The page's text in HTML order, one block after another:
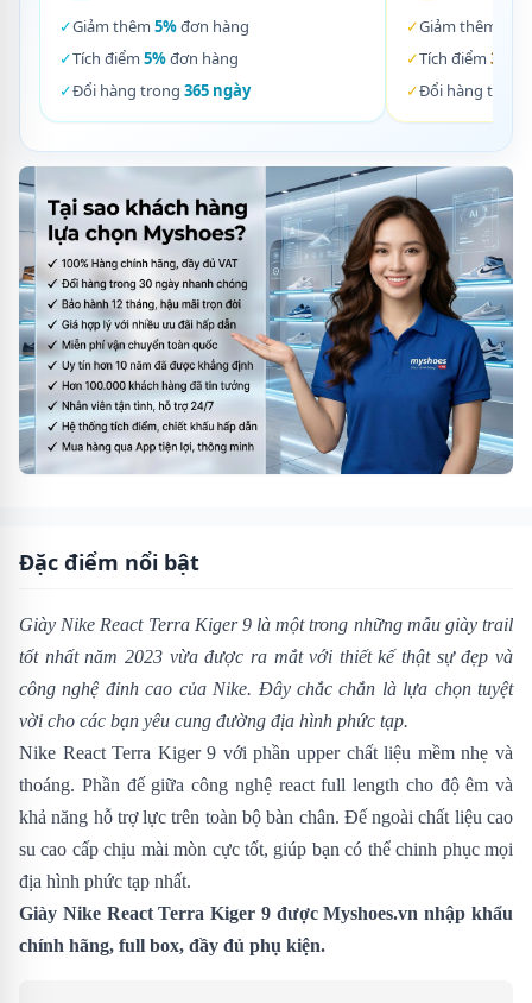
✓Giảm thêm 5%đơn hàng
✓Tích điểm 5%đơn hàng
✓Đổi hàng trong 365 ngày
✓Giảm thêm
✓Tích điểm 3%
✓Đổi hàng trong
Đặc điểm nổi bật
Giày Nike React Terra Kiger 9là một trong những mẫu giày trail
tốt nhất năm 2023 vừa được ra mắt với thiết kế thật sự đẹp và
công nghệ đỉnh cao của Nike. Đây chắc chắn là lựa chọn tuyệt
vời cho các bạn yêu cung đường địa hình phức tạp.
Nike React Terra Kiger 9 với phần upper chất liệu mềm nhẹ và
thoáng. Phần đế giữa công nghệ react full length cho độ êm và
khả năng hỗ trợ lực trên toàn bộ bàn chân. Đế ngoài chất liệu cao
su cao cấp chịu mài mòn cực tốt, giúp bạn có thể chinh phục mọi
địa hình phức tạp nhất.
Giày Nike React Terra Kiger 9 đượcMyshoes.vn nhập khẩu
chính hãng, full box, đầy đủ phụ kiện.